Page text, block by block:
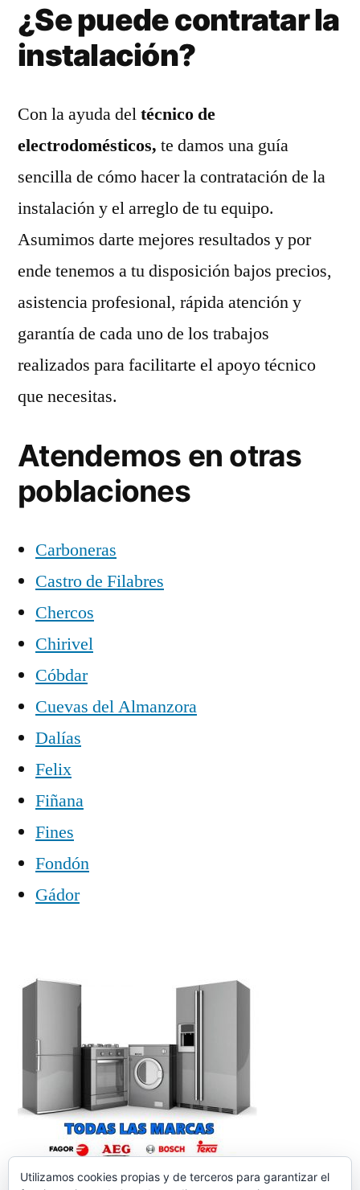
¿Se puede contratar la
instalación?
Con la ayuda deltécnico de
electrodomésticos, te damos una guía
sencilla de cómo hacer la contratación de la
instalación y el arreglo de tu equipo.
Asumimos darte mejores resultados y por
ende tenemos a tu disposición bajos precios,
asistencia profesional, rápida atención y
garantía de cada uno de los trabajos
realizados para facilitarte el apoyo técnico
que necesitas.
Atendemos en otras
poblaciones
Carboneras
Castro de Filabres
Chercos
Chirivel
Cóbdar
Cuevas del Almanzora
Dalías
Felix
Fiñana
Fines
Fondón
Gádor
Utilizamos cookies propias y de terceros para garantizar el